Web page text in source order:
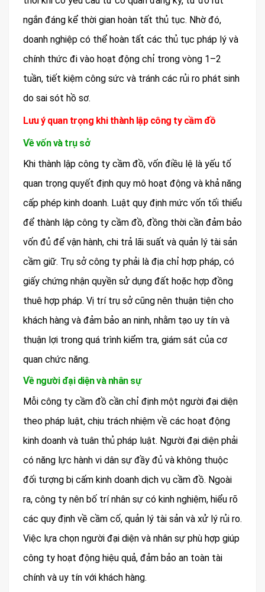
ngắn đáng kể thời gian hoàn tất thủ tục. Nhờ đó,
doanh nghiệp có thể hoàn tất các thủ tục pháp lý và
chính thức đi vào hoạt động chỉ trong vòng 1–2
tuần, tiết kiệm công sức và tránh các rủi ro phát sinh
do sai sót hồ sơ.
Lưu ý quan trọng khi thành lập công ty cầm đồ
Về vốn và trụ sở
Khi thành lập công ty cầm đồ, vốn điều lệ là yếu tố
quan trọng quyết định quy mô hoạt động và khả năng
cấp phép kinh doanh. Luật quy định mức vốn tối thiểu
để thành lập công ty cầm đồ, đồng thời cần đảm bảo
vốn đủ để vận hành, chi trả lãi suất và quản lý tài sản
cầm giữ. Trụ sở công ty phải là địa chỉ hợp pháp, có
giấy chứng nhận quyền sử dụng đất hoặc hợp đồng
thuê hợp pháp. Vị trí trụ sở cũng nên thuận tiện cho
khách hàng và đảm bảo an ninh, nhằm tạo uy tín và
thuận lợi trong quá trình kiểm tra, giám sát của cơ
quan chức năng.
Về người đại diện và nhân sự
Mỗi công ty cầm đồ cần chỉ định một người đại diện
theo pháp luật, chịu trách nhiệm về các hoạt động
kinh doanh và tuân thủ pháp luật. Người đại diện phải
có năng lực hành vi dân sự đầy đủ và không thuộc
đối tượng bị cấm kinh doanh dịch vụ cầm đồ. Ngoài
ra, công ty nên bố trí nhân sự có kinh nghiệm, hiểu rõ
các quy định về cầm cố, quản lý tài sản và xử lý rủi ro.
Việc lựa chọn người đại diện và nhân sự phù hợp giúp
công ty hoạt động hiệu quả, đảm bảo an toàn tài
chính và uy tín với khách hàng.